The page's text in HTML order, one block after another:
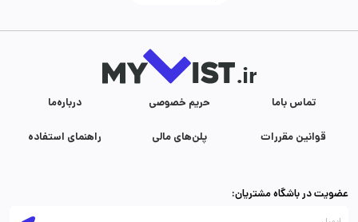
درباره‌ما حریم خصوصی تماس با‌ما
راهنمای استفاده پلن‌های مالی قوانین مقررات
عضویت در باشگاه مشتریان: